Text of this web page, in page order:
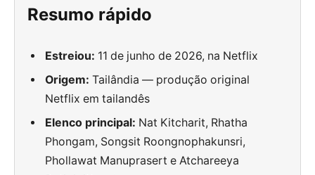
Resumo rápido
Estreiou: 11 de junho de 2026, na Netflix
Origem: Tailândia — produção original
Netflix em tailandês
Elenco principal: Nat Kitcharit, Rhatha
Phongam, Songsit Roongnophakunsri,
Phollawat Manuprasert e Atchareeya